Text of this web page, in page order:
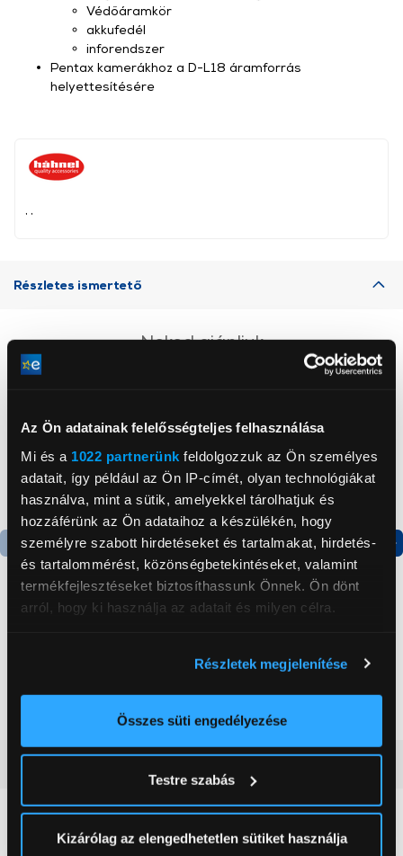
Az Ön adatainak felelősségteljes felhasználása
Mi és a 1022 partnerünk feldolgozzuk az Ön személyes
adatait, így például az Ön IP-címét, olyan technológiákat
használva, mint a sütik, amelyekkel tárolhatjuk és
hozzáférünk az Ön adataihoz a készülékén, hogy
személyre szabott hirdetéseket és tartalmakat, hirdetés-
és tartalommérést, közönségbetekintéseket, valamint
termékfejlesztéseket biztosíthassunk Önnek. Ön dönt
arról, hogy ki használja az adatait és milyen célra.
elhelyezkedéséről pár méteres pontossággal
Az Ön készülékén beazonosítása annak konkrét
módjairól és adja meg preferenciáit aRészletek
pontban. Bármikor módosíthatja vagy visszavonhatja a
Sütinyilatkozathoz való hozzájárulását.
Részletek megjelenítése
Összes süti engedélyezése
Testre szabás
Kizárólag az elengedhetetlen sütiket használja
Védőáramkör
akkufedél
inforendszer
Pentax kamerákhoz a D-L18 áramforrás
helyettesítésére
Részletes ismertető
Neked ajánljuk
Termék adatlap
199 999 Ft
Termék adatlap
kombinált hűtőszekrény
179 999 Ft
0